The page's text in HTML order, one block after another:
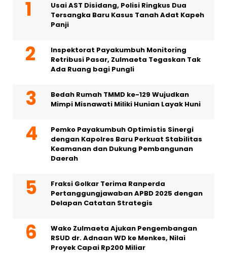
Usai AST Disidang, Polisi Ringkus Dua
Tersangka Baru Kasus Tanah Adat Kapeh
Panji
Inspektorat Payakumbuh Monitoring
Retribusi Pasar, Zulmaeta Tegaskan Tak
Ada Ruang bagi Pungli
Bedah Rumah TMMD ke-129 Wujudkan
Mimpi Misnawati Miliki Hunian Layak Huni
Pemko Payakumbuh Optimistis Sinergi
dengan Kapolres Baru Perkuat Stabilitas
Keamanan dan Dukung Pembangunan
Daerah
Fraksi Golkar Terima Ranperda
Pertanggungjawaban APBD 2025 dengan
Delapan Catatan Strategis
Wako Zulmaeta Ajukan Pengembangan
RSUD dr. Adnaan WD ke Menkes, Nilai
Proyek Capai Rp200 Miliar